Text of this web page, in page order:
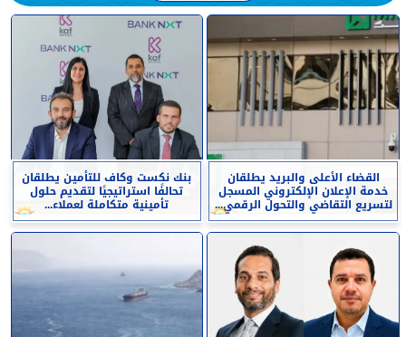
القضاء الأعلى والبريد يطلقان
خدمة الإعلان الإلكتروني المسجل
لتسريع التقاضي والتحول الرقمي...
بنك نكست وكاف للتأمين يطلقان
تحالفًا استراتيجيًا لتقديم حلول
تأمينية متكاملة لعملاء...